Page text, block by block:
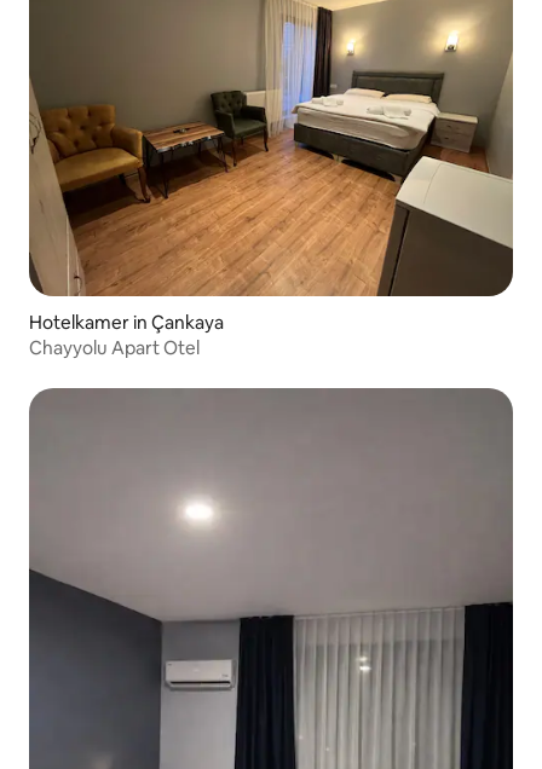
Hotelkamer in Çankaya
Chayyolu Apart Otel